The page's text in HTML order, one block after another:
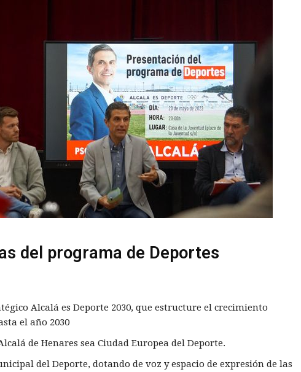
del programa de Deportes
Alcalá es Deporte 2030, que estructure el crecimiento
el año 2030
de Henares sea Ciudad Europea del Deporte.
del Deporte, dotando de voz y espacio de expresión de las